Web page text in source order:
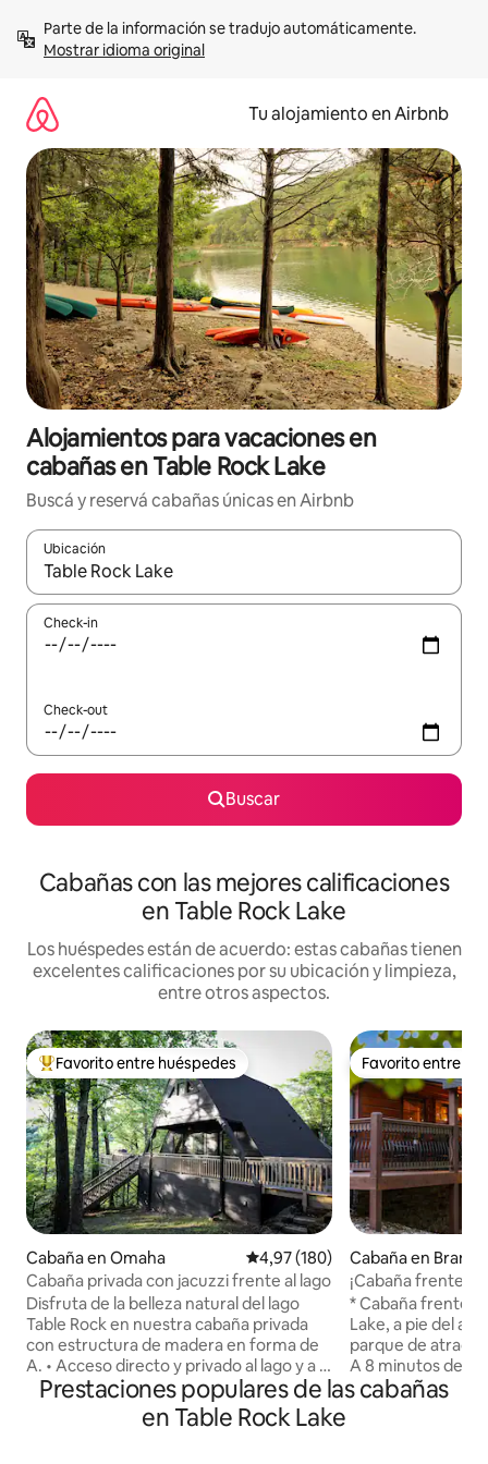
contenidoMostrar idioma original
Tu alojamiento en Airbnb
Alojamientos para vacaciones en
cabañas en Table Rock Lake
Buscá y reservá cabañas únicas en Airbnb
Ubicación
Cuando los resultados estén disponibles, navegá con las
Check-in
Check-out
Buscar
Cabañas con las mejores calificaciones
en Table Rock Lake
Los huéspedes están de acuerdo: estas cabañas tienen
excelentes calificaciones por su ubicación y limpieza,
entre otros aspectos.
Favorito entre los huéspedes más destacados
Favorito entre huéspedes
Cabaña en Omaha Calificación promedio: 4,97 de
4,97 (180)
Cabaña privada con jacuzzi frente al lago
Disfruta de la belleza natural del lago
Table Rock en nuestra cabaña privada
con estructura de madera en forma de
A. • Acceso directo y privado al lago y a 2
millas del puerto deportivo y del
jacuzzi y chimenea. • A 15 minutos de Big
Favorito entre
Favorito entre
Cabaña en
¡Cabaña frente
el lago Table Rock!
* Cabaña frente
Lake, a pie del
parque de
A 8 minutos de
15 minutos del
Prestaciones populares de las cabañas
en Table Rock Lake